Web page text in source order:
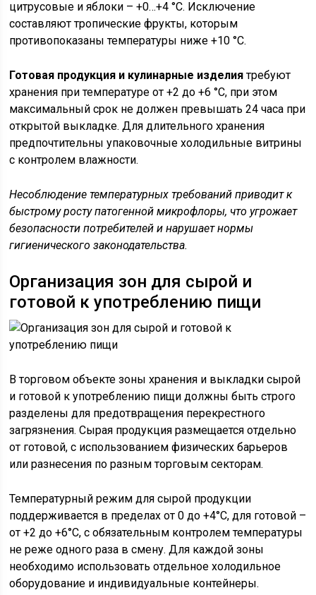
цитрусовые и яблоки – +0…+4 °C. Исключение
составляют тропические фрукты, которым
противопоказаны температуры ниже +10 °C.
Готовая продукция и кулинарные изделиятребуют
хранения при температуре от +2 до +6 °C, при этом
максимальный срок не должен превышать 24 часа при
открытой выкладке. Для длительного хранения
предпочтительны упаковочные холодильные витрины
с контролем влажности.
Несоблюдение температурных требований приводит к
быстрому росту патогенной микрофлоры, что угрожает
безопасности потребителей и нарушает нормы
гигиенического законодательства.
Организация зон для сырой и
готовой к употреблению пищи
В торговом объекте зоны хранения и выкладки сырой
и готовой к употреблению пищи должны быть строго
разделены для предотвращения перекрестного
загрязнения. Сырая продукция размещается отдельно
от готовой, с использованием физических барьеров
или разнесения по разным торговым секторам.
Температурный режим для сырой продукции
поддерживается в пределах от 0 до +4°C, для готовой –
от +2 до +6°C, с обязательным контролем температуры
не реже одного раза в смену. Для каждой зоны
необходимо использовать отдельное холодильное
оборудование и индивидуальные контейнеры.